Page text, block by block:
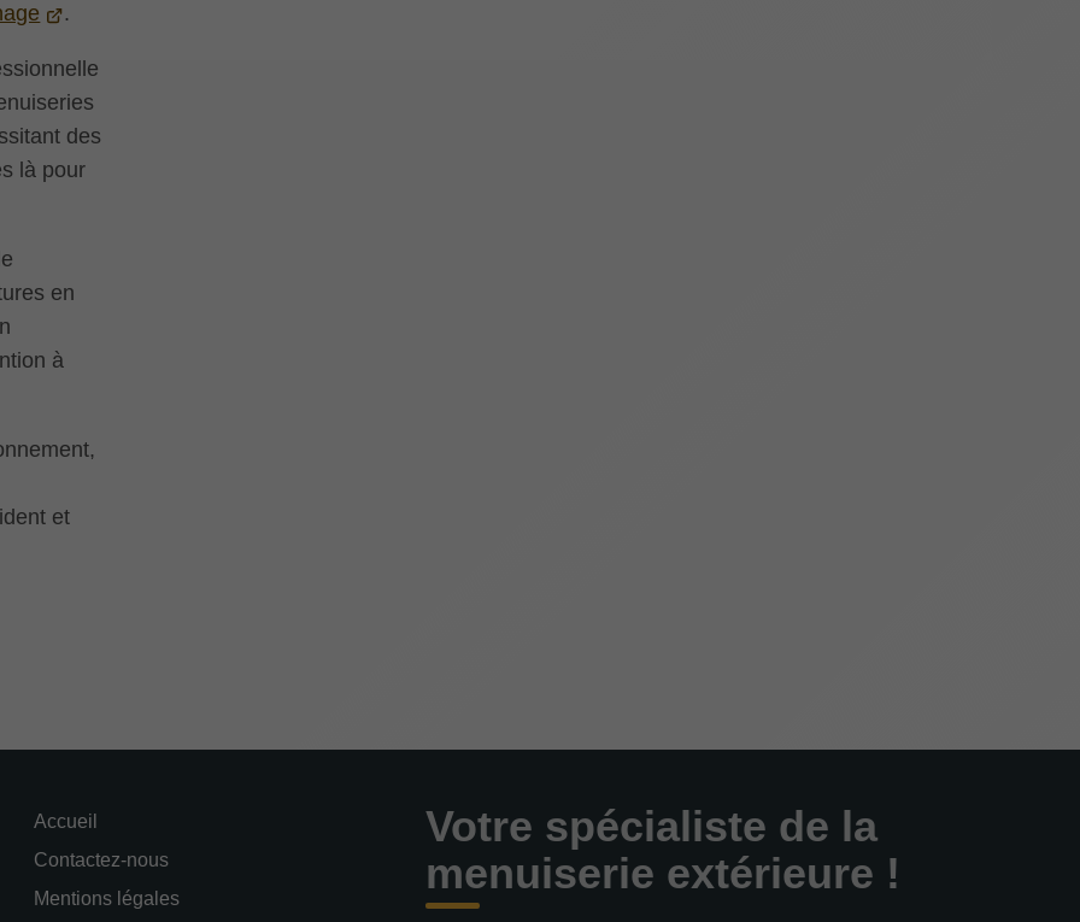
.
des
là pour
en
à
et
Accueil
Contactez-nous
Mentions légales
Votre spécialiste de la
menuiserie extérieure !